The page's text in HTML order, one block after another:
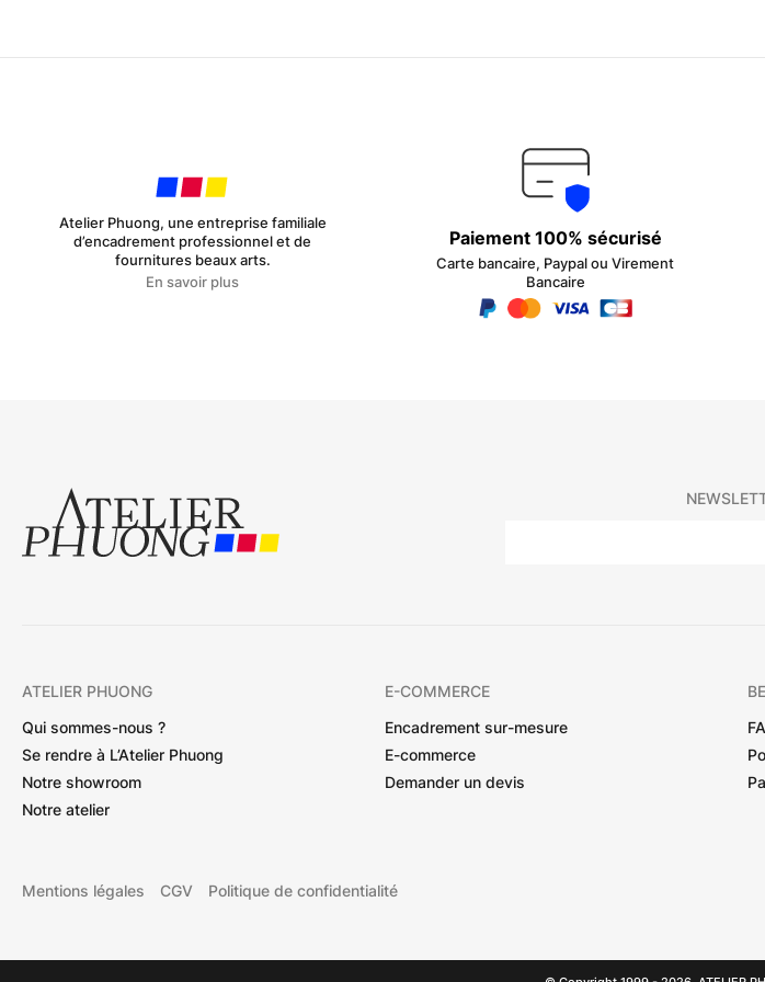
Atelier Phuong, une entreprise familiale
d’encadrement professionnel et de
fournitures beaux arts.
En savoir plus
Paiement 100% sécurisé
Carte bancaire, Paypal ou Virement
Bancaire
ATELIER PHUONG
Qui sommes-nous ?
Se rendre à L’Atelier Phuong
Notre showroom
Notre atelier
E-COMMERCE
Encadrement sur-mesure
E-commerce
Demander un devis
Mentions légales CGV Politique de confidentialité